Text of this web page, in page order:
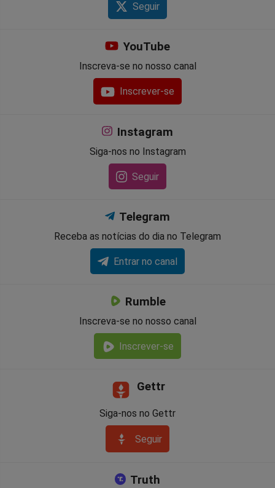
Seguir
YouTube
Inscreva-se no nosso canal
Inscrever-se
Instagram
Siga-nos no Instagram
Seguir
Telegram
Receba as notícias do dia no Telegram
Entrar no canal
Rumble
Inscreva-se no nosso canal
Inscrever-se
Gettr
Siga-nos no Gettr
Seguir
Truth